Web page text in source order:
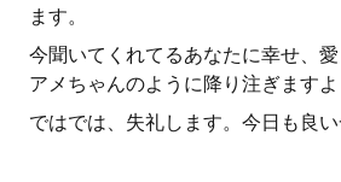
ます。
今聞いてくれてるあなたに幸せ、
アメちゃんのように降り注ぎますよ
ではでは、失礼します。今日も良い